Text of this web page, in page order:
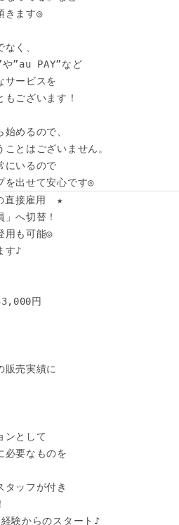
きます◎
く、
や”au PAY”など
サービスを
ございます！
めるので、
とはございません。
にいるので
を出せて安心です◎
直接雇用　★
へ切替！
用も可能◎
す♪
円
販売実績に
ンとして
必要なものを
タッフが付き
験からのスタート♪